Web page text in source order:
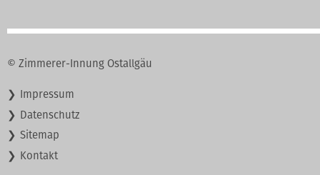
© Zimmerer-Innung Ostallgäu
Navigation
Impressum
Datenschutz
Sitemap
Kontakt